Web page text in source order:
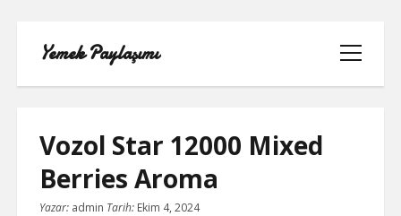
Yemek Paylaşımı
menüyü
aç
LISTE
Vozol Star 12000 Mixed
Berries Aroma
Yazar: admin Tarih: Ekim 4, 2024